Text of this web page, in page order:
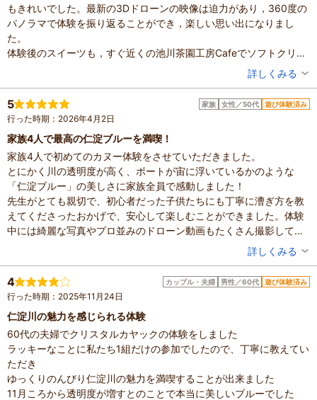
もきれいでした。最新の3Dドローンの映像は迫力があり，360度の
パノラマで体験を振り返ることができ，楽しい思い出になりまし
た。
体験後のスイーツも，すぐ近くの池川茶園工房Cafeでソフトクリー
滞在時間：1～2時間
設備の有無：駐車場、トイレ、乳児室
投稿日：2026年6月11日
体験した高評価プラン
【高知県｜仁淀川・仁淀ブルー】クリアカヤック宙船（そら
ふね）体験／スイーツ付／カップル・ファミリーに♪／一眼
レフ＆4Kドローン撮影データプレゼント！
参加：小学生以上か未就学児で船を漕ぐ場合 7,800円～
※最新のプラン内容はクチコミ投稿時と異なる場合があります。
予約時は必ずプラン詳細をご確認ください。
詳しくみる
5 家族 女性／50代 遊び体験済み
行った時期：2026年4月2日
家族4人で最高の仁淀ブルーを満喫！
家族4人で初めてのカヌー体験をさせていただきました。
とにかく川の透明度が高く、ボートが宙に浮いているかのような
「仁淀ブルー」の美しさに家族全員で感動しました！
先生がとても親切で、初心者だった子供たちにも丁寧に漕ぎ方を教
えてくださったおかげで、安心して楽しむことができました。体験
中には綺麗な写真やプロ並みのドローン動画もたくさん撮影してい
ただき、終わった後に素敵な家族の思い出ができて嬉しかったで
す。先生が仁淀川の魅力や地元ならではのおいしい鮮魚店ランチの
お店、おすすめの観光スポットなどを気さくに教えていただき、さ
らに高知旅行を楽しめました！
周りの自然も豊かで、心からリフレッシュできた2時間でした。高知
に来たら絶対に体験すべきおすすめのスポットです！ありがとうご
ざいました。
滞在時間：2～3時間
人数：3人～5人
家族の内訳：お子様
子供の年齢：7～12歳、13歳以上
投稿日：2026年4月6日
詳しくみる
4 カップル・夫婦 男性／60代 遊び体験済み
行った時期：2025年11月24日
仁淀川の魅力を感じられる体験
60代の夫婦でクリスタルカヤックの体験をしました
ラッキーなことに私たち1組だけの参加でしたので、丁寧に教えてい
ただき
ゆっくりのんびり仁淀川の魅力を満喫することが出来ました
11月ころから透明度が増すとのことで本当に美しいブルーでした